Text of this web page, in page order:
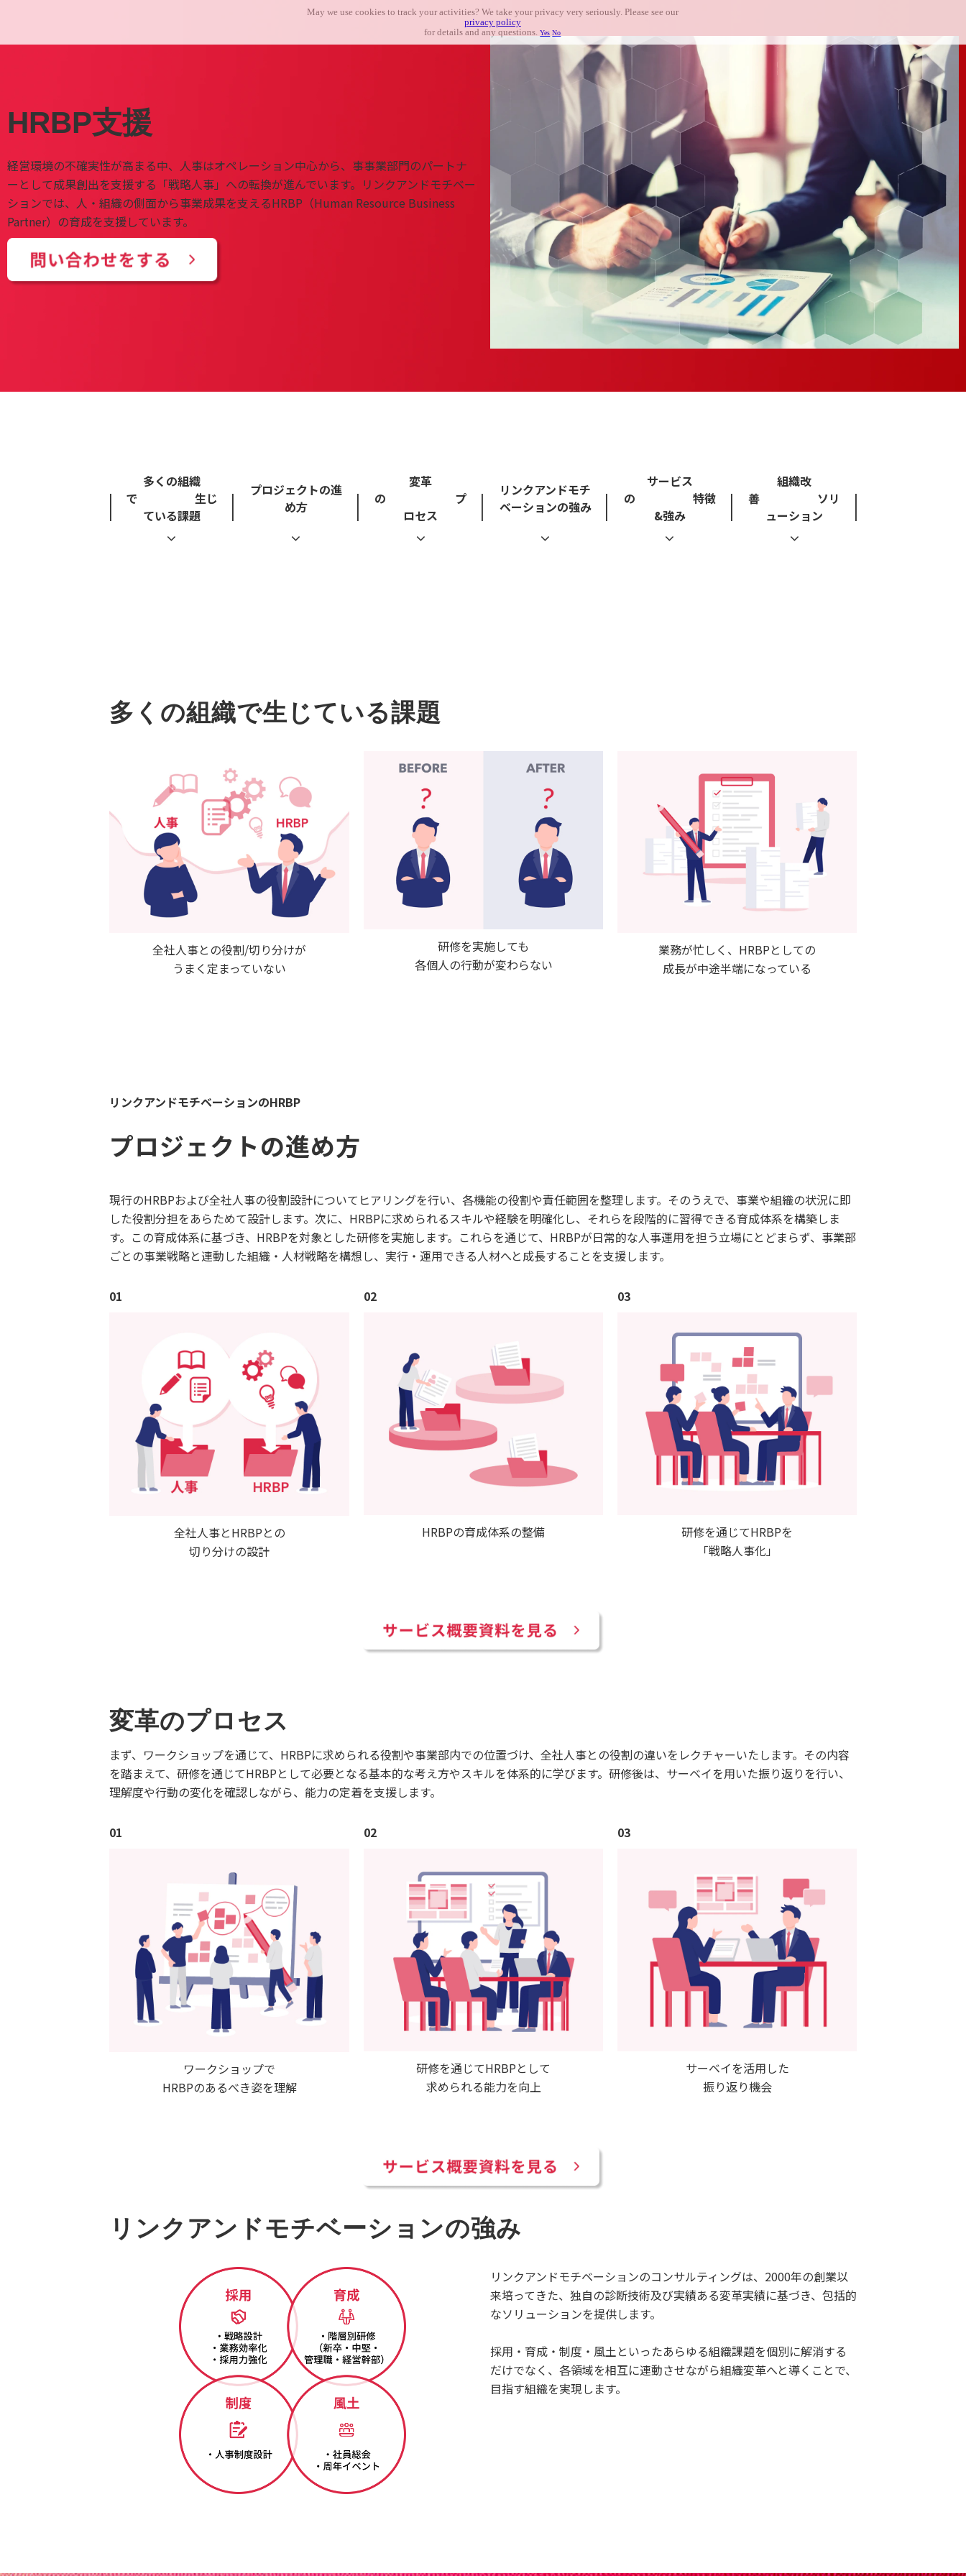
HRBP支援
経営環境の不確実性が高まる中、人事はオペレーション中心から、事事業部門のパートナ
ーとして成果創出を支援する「戦略人事」への転換が進んでいます。 リンクアンドモチベー
ションでは、人・組織の側面から事業成果を支えるHRBP （Human Resource Business
Partner） の育成を支援しています。
多くの組織
で 生じ
ている課題
プロジェクトの進
め方
変革
の プ
ロセス
リンクアンドモチ
ベーションの強み
サービス
の 特徴
&強み
組織改
善 ソリ
ューション
多くの組織で生じている課題
全社人事との役割/切り分けが
うまく定まっていない
研修を実施しても
各個人の行動が変わらない
業務が忙しく、HRBPとしての
成長が中途半端になっている
リンクアンドモチベーションのHRBP
プロジェクトの進め方
現行のHRBPおよび全社人事の役割設計についてヒアリングを行い、各機能の役割や責任範囲を整理します。そのうえで、事業や組織の状況に即
した役割分担をあらためて設計します。次に、HRBPに求められるスキルや経験を明確化し、それらを段階的に習得できる育成体系を構築しま
す。この育成体系に基づき、HRBPを対象とした研修を実施します。これらを通じて、HRBPが日常的な人事運用を担う立場にとどまらず、事業部
ごとの事業戦略と連動した組織・人材戦略を構想し、実行・運用できる人材へと成長することを支援します。
01
全社人事とHRBPとの
切り分けの設計
02
HRBPの育成体系の整備
03
研修を通じてHRBPを
「戦略人事化」
変革のプロセス
まず、ワークショップを通じて、HRBPに求められる役割や事業部内での位置づけ、全社人事との役割の違いをレクチャーいたします。その内容
を踏まえて、研修を通じてHRBPとして必要となる基本的な考え方やスキルを体系的に学びます。研修後は、サーベイを用いた振り返りを行い、
理解度や行動の変化を確認しながら、能力の定着を支援します。
01
ワークショップで
HRBPのあるべき姿を理解
02
研修を通じてHRBPとして
求められる能力を向上
03
サーベイを活用した
振り返り機会
リンクアンドモチベーションの強み
リンクアンドモチベーションのコンサルティングは、2000年の創業以
来培ってきた、独自の診断技術及び実績ある変革実績に基づき、包括的
なソリューションを提供します。
採用・育成・制度・風土といったあらゆる組織課題を個別に解消する
だけでなく、各領域を相互に連動させながら組織変革へと導くことで、
目指す組織を実現します。
May we use cookies to track your activities? We take your privacy very seriously. Please see our
privacy policy
for details and any questions.Yes No